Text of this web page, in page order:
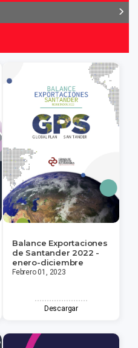
Balance Exportaciones
de Santander 2022 -
enero-diciembre
Febrero 01, 2023
Descargar